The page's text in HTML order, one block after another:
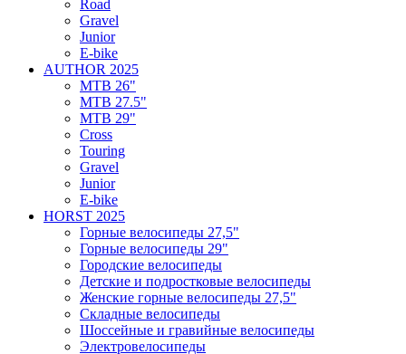
Road
Gravel
Junior
E-bike
AUTHOR 2025
MTB 26"
MTB 27.5"
MTB 29"
Cross
Touring
Gravel
Junior
E-bike
HORST 2025
Горные велосипеды 27,5"
Горные велосипеды 29"
Городские велосипеды
Детские и подростковые велосипеды
Женские горные велосипеды 27,5"
Складные велосипеды
Шоссейные и гравийные велосипеды
Электровелосипеды